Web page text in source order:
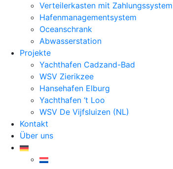
Verteilerkasten mit Zahlungssystem
Hafenmanagementsystem
Oceanschrank
Abwasserstation
Projekte
Yachthafen Cadzand-Bad
WSV Zierikzee
Hansehafen Elburg
Yachthafen ‘t Loo
WSV De Vijfsluizen (NL)
Kontakt
Über uns